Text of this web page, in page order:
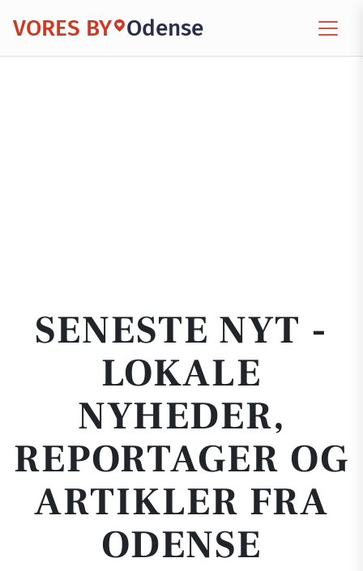
VORES BY Odense
SENESTE NYT -
LOKALE
NYHEDER,
REPORTAGER OG
ARTIKLER FRA
ODENSE